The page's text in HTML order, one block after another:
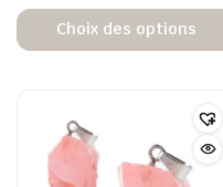
Choix des options